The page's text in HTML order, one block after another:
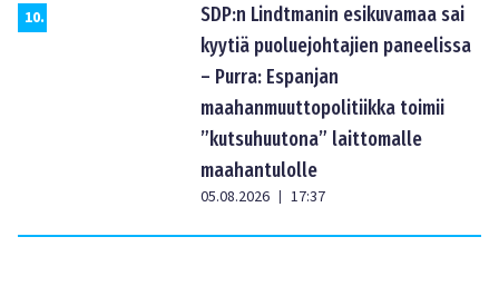
10.
SDP:n Lindtmanin esikuvamaa sai
kyytiä puoluejohtajien paneelissa
– Purra: Espanjan
maahanmuuttopolitiikka toimii
”kutsuhuutona” laittomalle
maahantulolle
05.08.2026 | 17:37